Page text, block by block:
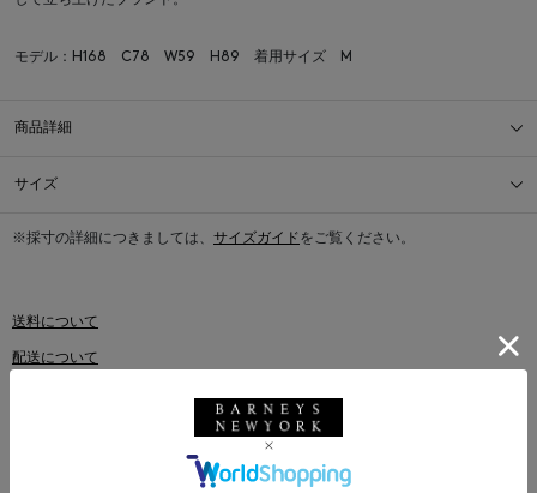
モデル：H168 C78 W59 H89 着用サイズ M
商品詳細
サイズ
※採寸の詳細につきましては、 サイズガイドをご覧ください。
送料について
配送について
このアイテムをシェアする